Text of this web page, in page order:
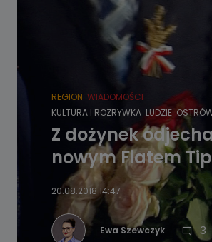
REGION WIADOMOŚCI
KULTURA I ROZRYWKA LUDZIE
Z dożynek
nowym Fiatem
20.08.2018 14:47
Ewa Szewczyk 3